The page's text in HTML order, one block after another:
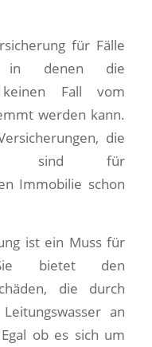
für Fälle
in denen die
keinen Fall vom
werden kann.
die
sind für
Immobilie schon
ist ein Muss für
bietet den
die durch
an
ob es sich um